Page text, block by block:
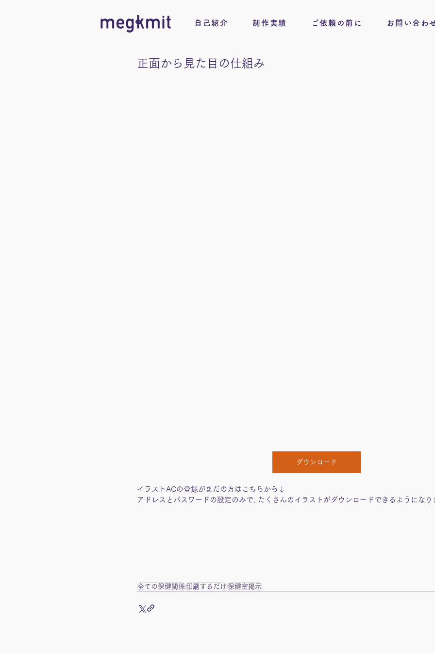
自己紹介 制作実績 ご依頼の前に お問い合わ
正面から見た目の仕組み
ダウンロード
イラストACの登録がまだの方はこちらから↓
アドレスとパスワードの設定のみで, たくさんのイラストがダウンロードできるようになり
全ての保健関係印刷するだけ保健室掲示